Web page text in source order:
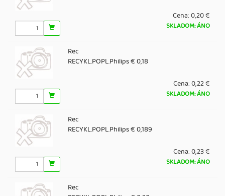
Cena:0,20 €
SKLADOM: ÁNO
Rec
RECYKL.POPL.Philips € 0,18
Cena:0,22 €
SKLADOM: ÁNO
Rec
RECYKL.POPL.Philips € 0,189
Cena:0,23 €
SKLADOM: ÁNO
Rec